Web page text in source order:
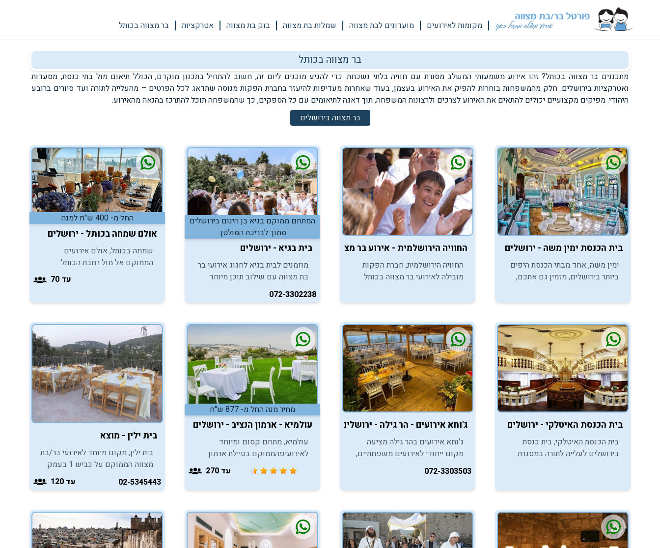
מקומות לאירועים מועדונים לבת מצווה שמלות בת מצווה בוק בת מצווה אטרקציות בר מצווה בכותל
בר מצווה בכותל
מתכננים בר מצווה בכותל? זהו אירוע משמעותי המשלב מסורת עם חוויה בלתי נשכחת. כדי להגיע מוכנים ליום זה, חשוב להתחיל בתכנון מוקדם, הכולל תיאום מול בתי כנסת, מסעדות
ואטרקציות בירושלים. חלק מהמשפחות בוחרות להפיק את האירוע בעצמן, בעוד שאחרות מעדיפות להיעזר בחברת הפקות מנוסה שתדאג לכל הפרטים – מהעלייה לתורה ועד סיורים ברובע
היהודי. מפיקים מקצועיים יכולים להתאים את האירוע לצרכים ולרצונות המשפחה, תוך דאגה לתיאומים עם כל הספקים, כך שהמשפחה תוכל להתרכז בהנאה מהאירוע.
בר מצווה בירושלים
בית הכנסת ימין משה - ירושלים
ימין משה, אחד מבתי הכנסת היפים
ביותר בירושלים, מזמין גם אתכם,
החוויה הירושלמית - אירוע בר מצווה מיוחד בכותל
החוויה הירושלמית, חברת הפקות
מובילה לאירועי בר מצווה בכותל
המתחם ממוקם בגיא בן הינום בירושלים
סמוך לבריכת הסולטן.
בית בגיא - ירושלים
מוזמנים לבית בגיא לחגוג אירועי בר
בת מצווה עם שילוב תוכן מיוחד
לאירוע, מול נוף ירושלמי מרהיב,
בחיק הטבע
072-3302238
החל מ- 400 ש"ח למנה
אולם שמחה בכותל - ירושלים
שמחה בכותל, אולם אירועים
הממוקם אל מול רחבת הכותל
המערבי והר הבית, מזמין אתכם
עד 70
בית הכנסת האיטלקי - ירושלים
בית הכנסת האיטלקי, בית כנסת
בירושלים לעלייה לתורה במסגרת
הכנסת היפים ביותר בעיר.
ג'וחא אירועים - הר גילה - ירושלים
ג'וחא אירועים בהר גילה מציעה
מקום ייחודי לאירועים משפחתיים,
אירועי בר מצווה בכותל , עם נוף
קסום, תפריט עשיר ושירות אישי.
072-3303503
מחיר מנה החל מ- 877 ש"ח
עולמיא - ארמון הנציב - ירושלים
עולמיא, מתחם קסום ומיוחד
לאירועיפהממוקם בטיילת ארמון
הנציב בירושלים, מזמין אתכם ליהנות
מאירועי בר מצווה / בת מצווה בלתי
נשכחים.
עד 270
בית ילין - מוצא
בית ילין, מקום מיוחד לאירועי בר/בת
מצווה הממוקם על כביש 1 בעמק
מוצא בדרך לירושלים, מזמין אתכם
ליהנות מאירועי בר/בת מצווה
02-5345443 עד 120